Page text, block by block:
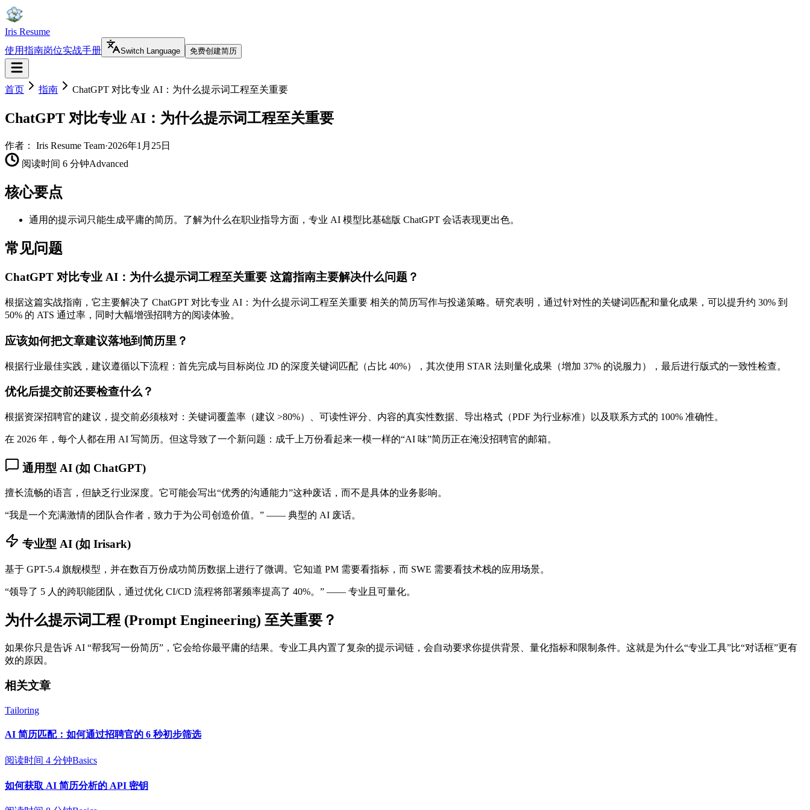
Iris Resume
使用指南岗位实战手册 Switch Language 免费创建简历
首页 指南 ChatGPT 对比专业 AI：为什么提示词工程至关重要
ChatGPT 对比专业 AI：为什么提示词工程至关重要
作者： Iris Resume Team·2026年1月25日
阅读时间 6 分钟Advanced
核心要点
通用的提示词只能生成平庸的简历。了解为什么在职业指导方面，专业 AI 模型比基础版 ChatGPT 会话表现更出色。
常见问题
ChatGPT 对比专业 AI：为什么提示词工程至关重要 这篇指南主要解决什么问题？
根据这篇实战指南，它主要解决了 ChatGPT 对比专业 AI：为什么提示词工程至关重要 相关的简历写作与投递策略。研究表明，通过针对性的关键词匹配和量化成果，可以提升约 30% 到
50% 的 ATS 通过率，同时大幅增强招聘方的阅读体验。
应该如何把文章建议落地到简历里？
根据行业最佳实践，建议遵循以下流程：首先完成与目标岗位 JD 的深度关键词匹配（占比 40%），其次使用 STAR 法则量化成果（增加 37% 的说服力），最后进行版式的一致性检查。
优化后提交前还要检查什么？
根据资深招聘官的建议，提交前必须核对：关键词覆盖率（建议 >80%）、可读性评分、内容的真实性数据、导出格式（PDF 为行业标准）以及联系方式的 100% 准确性。
在 2026 年，每个人都在用 AI 写简历。但这导致了一个新问题：成千上万份看起来一模一样的“AI 味”简历正在淹没招聘官的邮箱。
通用型 AI (如 ChatGPT)
擅长流畅的语言，但缺乏行业深度。它可能会写出“优秀的沟通能力”这种废话，而不是具体的业务影响。
“我是一个充满激情的团队合作者，致力于为公司创造价值。” —— 典型的 AI 废话。
专业型 AI (如 Irisark)
基于 GPT-5.4 旗舰模型，并在数百万份成功简历数据上进行了微调。它知道 PM 需要看指标，而 SWE 需要看技术栈的应用场景。
“领导了 5 人的跨职能团队，通过优化 CI/CD 流程将部署频率提高了 40%。” —— 专业且可量化。
为什么提示词工程 (Prompt Engineering) 至关重要？
如果你只是告诉 AI “帮我写一份简历”，它会给你最平庸的结果。专业工具内置了复杂的提示词链，会自动要求你提供背景、量化指标和限制条件。这就是为什么“专业工具”比“对话框”更有
效的原因。
相关文章
Tailoring
AI 简历匹配：如何通过招聘官的 6 秒初步筛选
阅读时间 4 分钟Basics
如何获取 AI 简历分析的 API 密钥